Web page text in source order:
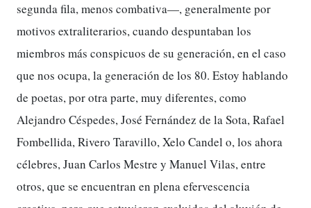
segunda fila, menos combativa—, generalmente por
motivos extraliterarios, cuando despuntaban los
miembros más conspicuos de su generación, en el caso
que nos ocupa, la generación de los 80. Estoy hablando
de poetas, por otra parte, muy diferentes, como
Alejandro Céspedes, José Fernández de la Sota, Rafael
Fombellida, Rivero Taravillo, Xelo Candel o, los ahora
célebres, Juan Carlos Mestre y Manuel Vilas, entre
otros, que se encuentran en plena efervescencia